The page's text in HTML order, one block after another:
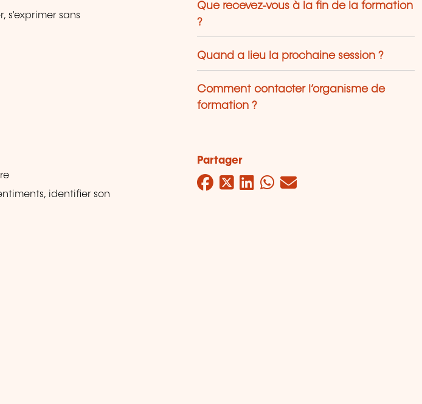
s'exprimer sans
identifier son
Que recevez-vous à la fin de la formation
?
Quand a lieu la prochaine session ?
Comment contacter l’organisme de
formation ?
Partager
Facebook
Twitter
LinkedIn
WhatsApp
Mail